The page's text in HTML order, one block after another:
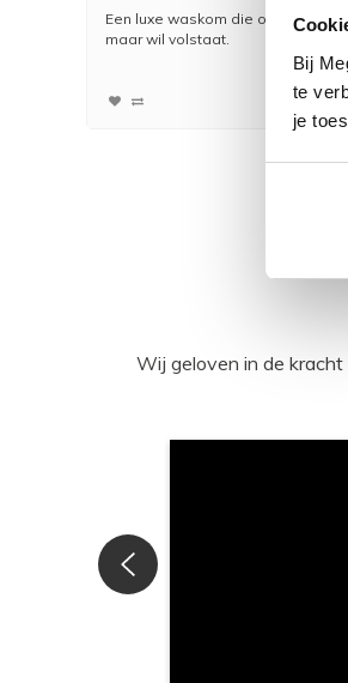
Bij
te
je
Een luxe waskom die op elke plek
maar wil volstaat.
Wij geloven in de kracht